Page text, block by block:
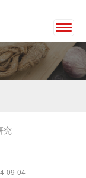
究
09-04